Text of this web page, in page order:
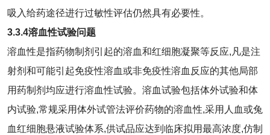
吸入给药途径进行过敏性评估仍然具有必要性。
3.3.4溶血性试验问题
溶血性是指药物制剂引起的溶血和红细胞凝聚等反应,凡是注
射剂和可能引起免疫性溶血或非免疫性溶血反应的其他局部
用药制剂均应进行溶血性试验。溶血试验包括体外试验和体
内试验,常规采用体外试管法评价药物的溶血性,采用人血或兔
血红细胞悬液试验体系,供试品应达到临床拟用最高浓度,仿制